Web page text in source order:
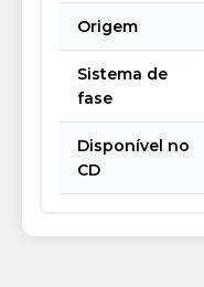
Origem
Sistema de
fase
Disponível no
CD